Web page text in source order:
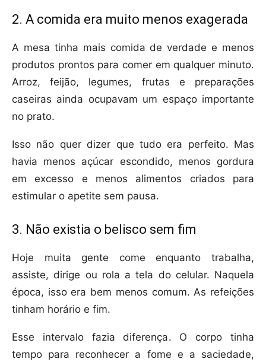
2. A comida era muito menos exagerada
A mesa tinha mais comida de verdade e menos
produtos prontos para comer em qualquer minuto.
Arroz, feijão, legumes, frutas e preparações
caseiras ainda ocupavam um espaço importante
no prato.
Isso não quer dizer que tudo era perfeito. Mas
havia menos açúcar escondido, menos gordura
em excesso e menos alimentos criados para
estimular o apetite sem pausa.
3. Não existia o belisco sem fim
Hoje muita gente come enquanto trabalha,
assiste, dirige ou rola a tela do celular. Naquela
época, isso era bem menos comum. As refeições
tinham horário e fim.
Esse intervalo fazia diferença. O corpo tinha
tempo para reconhecer a fome e a saciedade,